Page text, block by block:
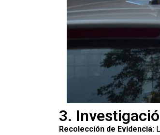
3.
Recolección de Evidencia: